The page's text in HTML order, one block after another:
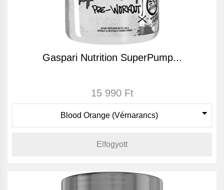
Gaspari Nutrition SuperPump...
15 990 Ft
Elfogyott